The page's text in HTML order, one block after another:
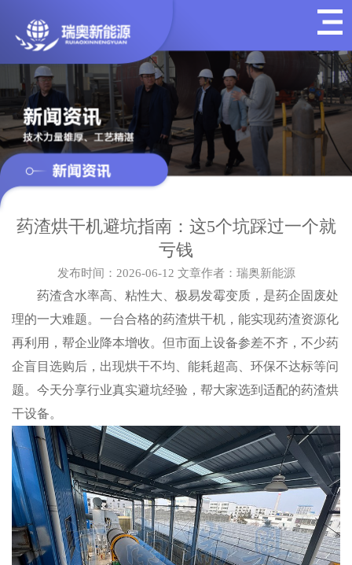
药渣烘干机避坑指南：这5个坑踩过一个就
亏钱
发布时间：2026-06-12 文章作者：瑞奥新能源
药渣含水率高、粘性大、极易发霉变质，是药企固废处
理的一大难题。一台合格的药渣烘干机，能实现药渣资源化
再利用，帮企业降本增收。但市面上设备参差不齐，不少药
企盲目选购后，出现烘干不均、能耗超高、环保不达标等问
题。今天分享行业真实避坑经验，帮大家选到适配的药渣烘
干设备。